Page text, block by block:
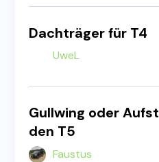
Dachträger für T4
UweL
Gullwing oder
den T5
Faustus